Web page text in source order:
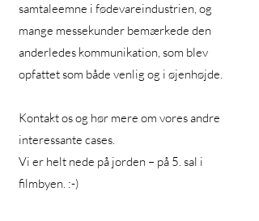
samtaleemne i fødevareindustrien, og
mange messekunder bemærkede den
anderledes kommunikation, som blev
opfattet som både venlig og i øjenhøjde.
Kontakt os og hør mere om vores andre
interessante cases.
Vi er helt nede på jorden – på 5. sal i
filmbyen. :-)